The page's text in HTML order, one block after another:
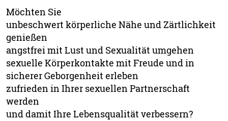
Möchten Sie
unbeschwert körperliche Nähe und Zärtlichkeit
genießen
angstfrei mit Lust und Sexualität umgehen
sexuelle Körperkontakte mit Freude und in
sicherer Geborgenheit erleben
zufrieden in Ihrer sexuellen Partnerschaft
werden
und damit Ihre Lebensqualität verbessern?